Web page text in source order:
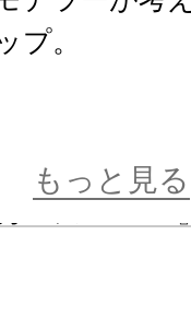
プ。
逅メガロマ
もっと見る